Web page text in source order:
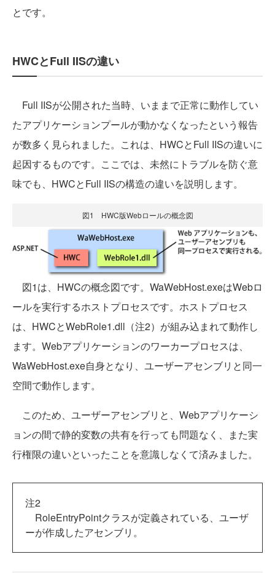
とです。
HWCとFull IISの違い
Full IISが公開された当時、いままで正常に動作してい
たアプリケーションプールが動かなくなったという報告
が数多く見られました。これは、HWCとFull IISの違いに
起因するものです。ここでは、未然にトラブルを防ぐ意
味でも、HWCとFull IISの構造の違いを説明します。
図1 HWC版Webロールの概念図
図1は、HWCの概念図です。WaWebHost.exeはWebロ
ールを実行するホストプロセスです。ホストプロセス
は、HWCとWebRole1.dll（注2）が組み込まれて動作し
ます。Webアプリケーションのワーカープロセスは、
WaWebHost.exe自身となり、ユーザーアセンブリと同一
空間で動作します。
このため、ユーザーアセンブリと、Webアプリケーシ
ョンの間で静的変数の共有を行っても問題なく、また実
行権限の違いといったことを意識しなくて済みました。
注2
RoleEntryPointクラスが定義されている、ユーザ
ーが作成したアセンブリ。